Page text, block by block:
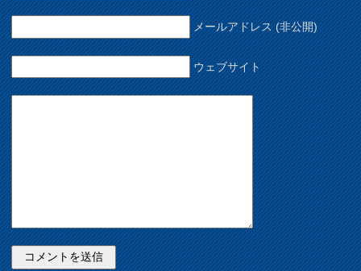
メールアドレス (非公開)
ウェブサイト